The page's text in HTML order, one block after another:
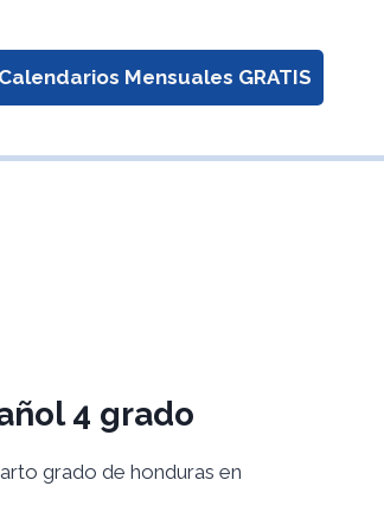
Calendarios Mensuales GRATIS
4 grado
grado de honduras en